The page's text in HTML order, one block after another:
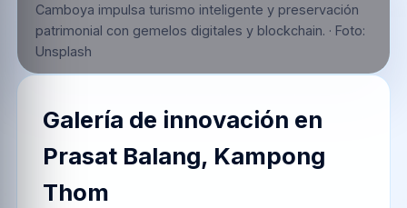
Camboya impulsa turismo inteligente y preservación
patrimonial con gemelos digitales y blockchain. · Foto:
Unsplash
Galería de innovación en
Prasat Balang, Kampong
Thom